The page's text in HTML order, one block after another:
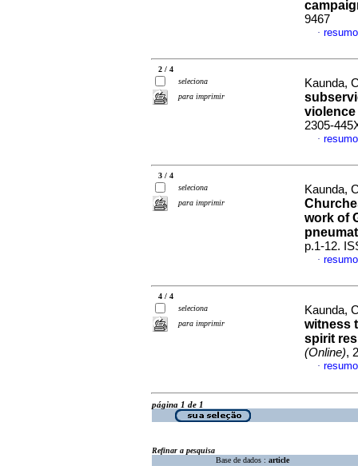
9467
·
2 / 4
seleciona
para imprimir
Kaunda,
2305-
·
3 / 4
seleciona
para imprimir
Kaunda,
work of
p.1-12.
·
4 / 4
seleciona
para imprimir
Kaunda,
witness
spirit
(Online),
·
página 1 de 1
Refinar a pesquisa
Base de dados : article